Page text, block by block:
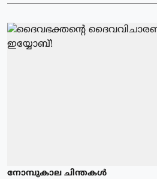
നോമ്പുകാല ചിന്തകൾ